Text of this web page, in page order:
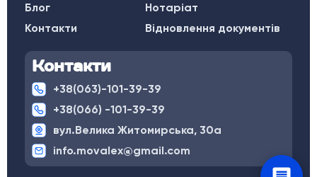
Блог
Контакти
Нотаріат
Відновлення документів
Контакти
+38(063)-101-39-39
+38(066) -101-39-39
вул.Велика Житомирська, 30а
info.movalex@gmail.com